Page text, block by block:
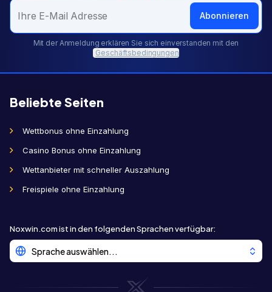
Abonnieren
Mit der Anmeldung erklären Sie sich einverstanden mit den
Geschäftsbedingungen
Beliebte Seiten
Wettbonus ohne Einzahlung
Casino Bonus ohne Einzahlung
Wettanbieter mit schneller Auszahlung
Freispiele ohne Einzahlung
Noxwin.com ist in den folgenden Sprachen verfügbar:
Sprache auswählen...